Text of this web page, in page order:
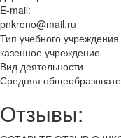
E-mail:
pnkrono@mail.ru
Тип учебного учреждения
казенное учреждение
Вид деятельности
Средняя
Отзывы: